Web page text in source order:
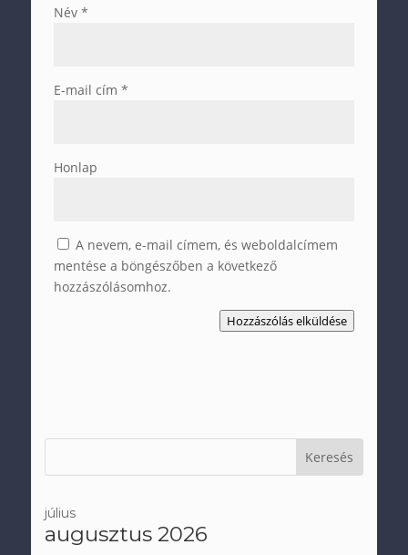
Név *
E-mail cím *
Honlap
A nevem, e-mail címem, és weboldalcímem
mentése a böngészőben a következő
hozzászólásomhoz.
Hozzászólás elküldése
július
augusztus 2026